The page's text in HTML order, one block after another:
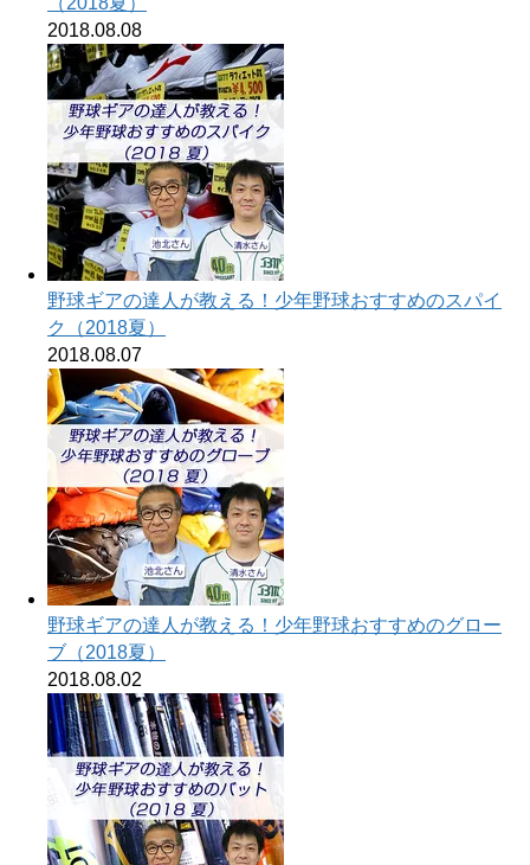
2018.08.08
野球ギアの達人が教える！少年野球おすすめのスパイ
ク（2018夏）
2018.08.07
野球ギアの達人が教える！少年野球おすすめのグロー
ブ（2018夏）
2018.08.02